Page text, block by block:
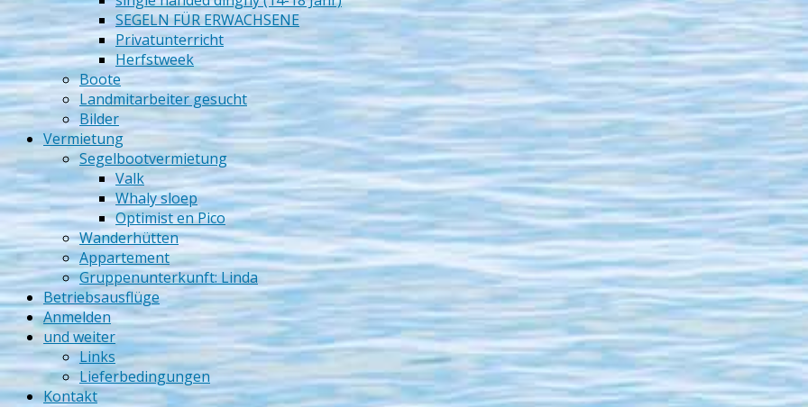
SEGELN FÜR ERWACHSENE
Privatunterricht
Herfstweek
Boote
Landmitarbeiter gesucht
Bilder
Vermietung
Segelbootvermietung
Valk
Whaly sloep
Optimist en Pico
Wanderhütten
Appartement
Gruppenunterkunft: Linda
Betriebsausflüge
Anmelden
und weiter
Links
Lieferbedingungen
Kontakt